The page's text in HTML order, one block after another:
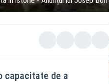
capacitate de a